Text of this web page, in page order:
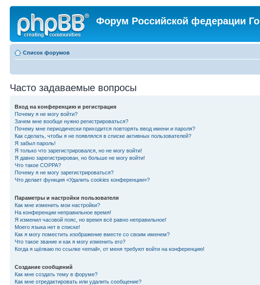
Форум Российской федерации Го
Список форумов
Часто задаваемые вопросы
Вход на конференцию и регистрация
Почему я не могу войти?
Зачем мне вообще нужно регистрироваться?
Почему мне периодически приходится повторять ввод имени и пароля?
Как сделать, чтобы я не появлялся в списке активных пользователей?
Я забыл пароль!
Я только что зарегистрировался, но не могу войти!
Я давно зарегистрирован, но больше не могу войти!
Что такое COPPA?
Почему я не могу зарегистрироваться?
Что делает функция «Удалить cookies конференции»?
Параметры и настройки пользователя
Как мне изменить мои настройки?
На конференции неправильное время!
Я изменил часовой пояс, но время всё равно неправильное!
Моего языка нет в списке!
Как я могу поместить изображение вместе со своим именем?
Что такое звание и как я могу изменить его?
Когда я щёлкаю по ссылке «email», от меня требуют войти на конференцию!
Создание сообщений
Как мне создать тему в форуме?
Как мне отредактировать или удалить сообщение?